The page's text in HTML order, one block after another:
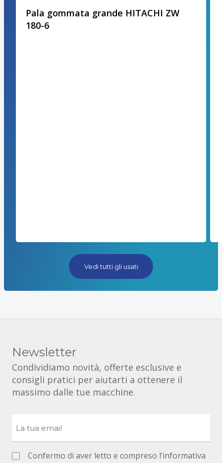
Pala gommata grande HITACHI ZW
180-6
Vedi tutti gli usati
Newsletter
Condividiamo novità, offerte esclusive e
consigli pratici per aiutarti a ottenere il
massimo dalle tue macchine.
Confermo di aver letto e compreso l’informativa